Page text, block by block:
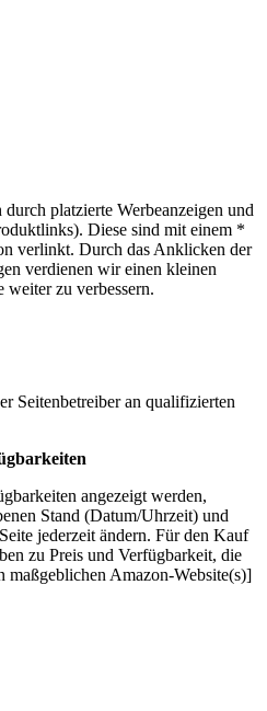
platzierte Werbeanzeigen und
Diese sind mit einem *
verlinkt. Durch das Anklicken der
verdienen wir einen kleinen
weiter zu verbessern.
Seitenbetreiber an qualifizierten
angezeigt werden,
Stand (Datum/Uhrzeit) und
jederzeit ändern. Für den Kauf
zu Preis und Verfügbarkeit, die
Amazon-Website(s)]